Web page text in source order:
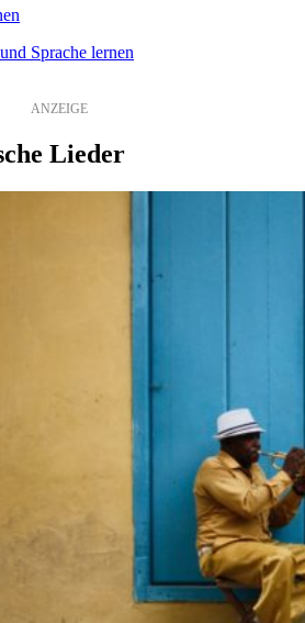
Sprache lernen
Lieder